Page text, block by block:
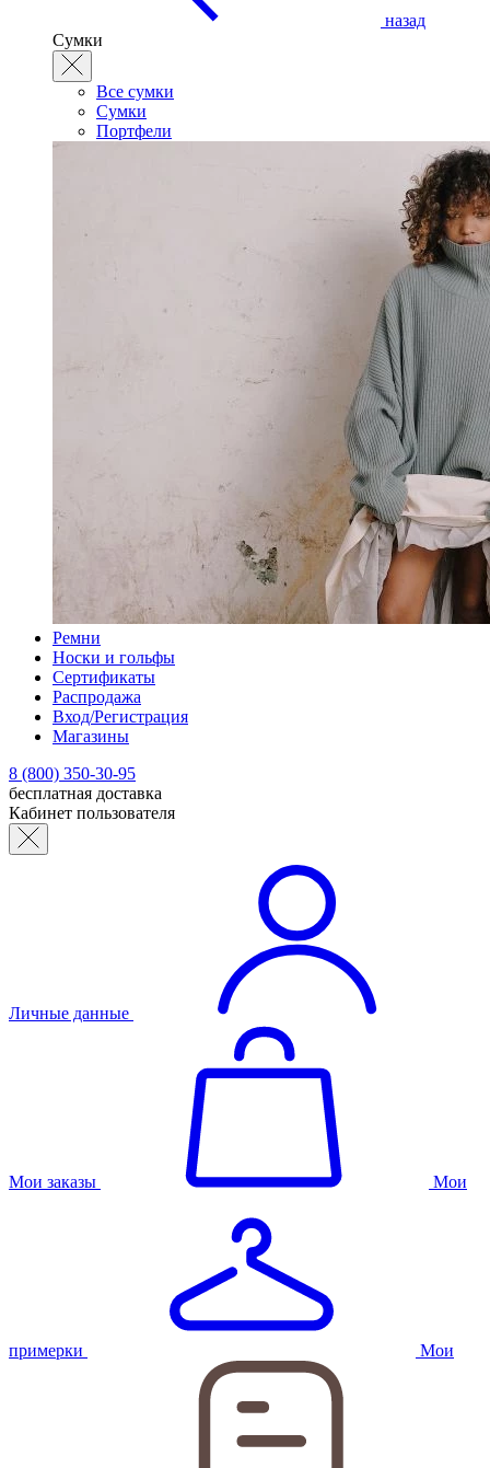
назад
Сумки
Все сумки
Сумки
Портфели
Ремни
Носки и гольфы
Сертификаты
Распродажа
Вход/Регистрация
Магазины
8 (800) 350-30-95
бесплатная доставка
Кабинет пользователя
Личные данные
Мои заказы Мои
примерки Мои